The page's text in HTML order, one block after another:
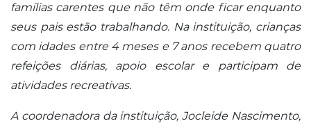
famílias carentes que não têm onde ficar enquanto
seus pais estão trabalhando. Na instituição, crianças
com idades entre 4 meses e 7 anos recebem quatro
refeições diárias, apoio escolar e participam de
atividades recreativas.
A coordenadora da instituição, Jocleide Nascimento,